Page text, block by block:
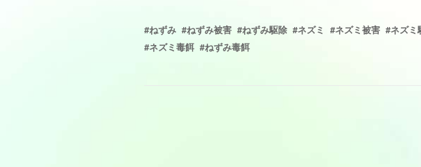
#ねずみ #ねずみ被害 #ねずみ駆除 #ネズミ #ネズミ被害 #ネズミ
#ネズミ毒餌 #ねずみ毒餌